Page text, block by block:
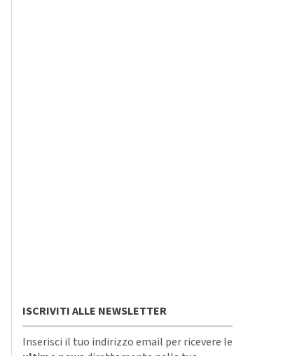
ISCRIVITI ALLE NEWSLETTER
Inserisci il tuo indirizzo email per ricevere le